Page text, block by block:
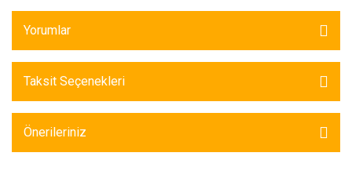
Yorumlar
Taksit Seçenekleri
Önerileriniz